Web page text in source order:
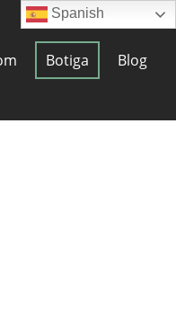
Botiga Blog
Spanish